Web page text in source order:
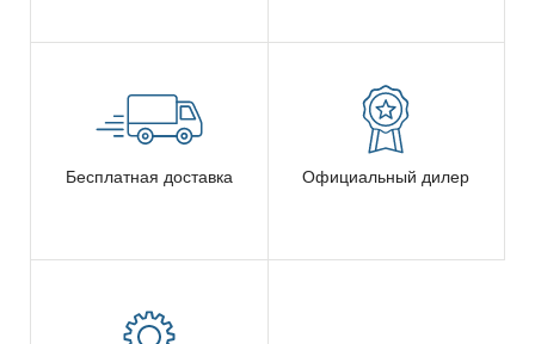
Бесплатная доставка Официальный дилер